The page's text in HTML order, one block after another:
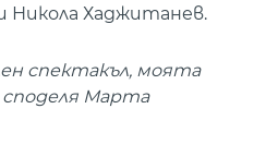
Никола Хаджитанев.
спектакъл, моята
споделя Марта